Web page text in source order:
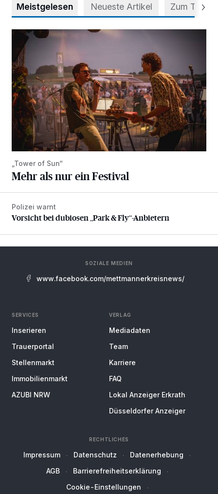
Meistgelesen Neueste Artikel Zum Thema
Mehr als nur ein Festival
„Tower of Sun“
Mehr als nur ein Festival
Vorsicht bei dubiosen „Park & Fly“-Anbietern
Polizei warnt
Vorsicht bei dubiosen „Park & Fly“-Anbietern
SOZIALE MEDIEN
www.facebook.com/mettmannerkreisnews/
SERVICES
Inserieren
Trauerportal
Stellenmarkt
Immobilienmarkt
AZUBI NRW
VERLAG
Mediadaten
Team
Karriere
FAQ
Lokal Anzeiger Erkrath
Düsseldorfer Anzeiger
RECHTLICHES
Impressum Datenschutz
Datenerhebung
AGB
Barrierefreiheitserklärung
Cookie-Einstellungen